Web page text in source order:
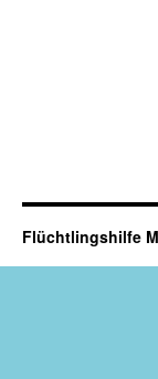
Flüchtlingshilfe